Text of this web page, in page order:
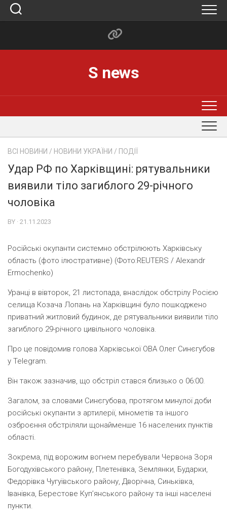
Skip
S news
ВСІ НОВИНИ / НОВИНИ УКРАЇНИ / ПОДІЇ
Удар РФ по Харківщині: рятувальники
виявили тіло загиблого 29-річного
чоловіка
BY · 21.11.2023
Російські окупанти системно обстрілюють Харківську
область (фото ілюстративне) (Фото:REUTERS / Alexandr
Ermochenko)
Уранці в вівторок, 21 листопада, внаслідок обстрілу Росією
селища Козача Лопань на Харківщині було пошкоджено
приватний житловий будинок, де рятувальники виявили тіло
загиблого 29-річного цивільного чоловіка.
Про це повідомив голова Харківської ОВА Олег Синєгубов
у Telegram.
Він також зазначив, що обстріл стався близько о 06:00.
Загалом, за словами Синєгубова, протягом минулої доби
російські окупанти з артилерії, мінометів та іншого
озброєння обстріляли щонайменше 16 населених пунктів
області.
Зокрема, під ворожим вогнем перебували Червона Зоря
Богодухівського району, Плетенівка, Землянки, Бударки,
Федорівка Чугуївського району, Дворічна, Синьківка,
Іванівка, Берестове Куп’янського району та інші населені
пункти.